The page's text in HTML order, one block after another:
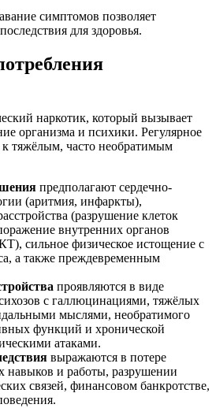
симптомов позволяет
для здоровья.
наркотик, который вызывает
организма и психики. Регулярное
тяжёлым, часто необратимым
предполагают сердечно-
(аритмия, инфаркты),
(разрушение клеток
внутренних органов
сильное физическое истощение с
а также преждевременным
проявляются в виде
с галлюцинациями, тяжёлых
мыслями, необратимого
функций и хронической
атаками.
выражаются в потере
навыков и работы, разрушении
связей, финансовом банкротстве,